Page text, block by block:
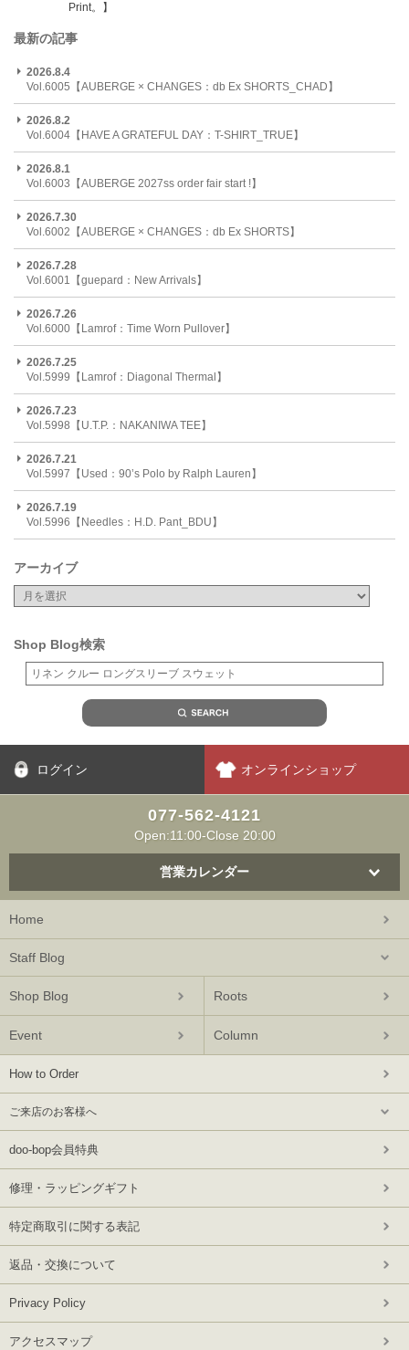
Print。】
最新の記事
2026.8.4
Vol.6005【AUBERGE × CHANGES：db Ex SHORTS_CHAD】
2026.8.2
Vol.6004【HAVE A GRATEFUL DAY：T-SHIRT_TRUE】
2026.8.1
Vol.6003【AUBERGE 2027ss order fair start !】
2026.7.30
Vol.6002【AUBERGE × CHANGES：db Ex SHORTS】
2026.7.28
Vol.6001【guepard：New Arrivals】
2026.7.26
Vol.6000【Lamrof：Time Worn Pullover】
2026.7.25
Vol.5999【Lamrof：Diagonal Thermal】
2026.7.23
Vol.5998【U.T.P.：NAKANIWA TEE】
2026.7.21
Vol.5997【Used：90’s Polo by Ralph Lauren】
2026.7.19
Vol.5996【Needles：H.D. Pant_BDU】
アーカイブ
Shop Blog検索
ログイン オンラインショップ
077-562-4121
Open:11:00-Close 20:00
営業カレンダー
Home
Staff Blog
Shop Blog Roots
Event Column
How to Order
ご来店のお客様へ
doo-bop会員特典
修理・ラッピングギフト
特定商取引に関する表記
返品・交換について
Privacy Policy
アクセスマップ